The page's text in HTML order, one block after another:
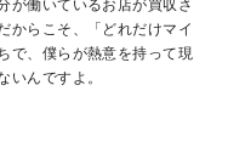
が働いているお店が買収さ
からこそ、「どれだけマイ
で、僕らが熱意を持って現
いんですよ。